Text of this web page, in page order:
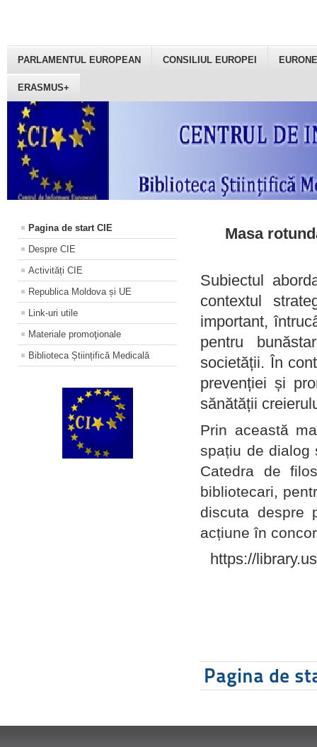
PARLAMENTUL EUROPEAN CONSILIUL EUROPEI
ERASMUS+
Pagina de start CIE
Despre CIE
Activități CIE
Republica Moldova și UE
Link-uri utile
Materiale promoţionale
Biblioteca Științifică Medicală
Masa
Subiectul
contextul
important,
pentru
societății. În
prevenției și
sănătății
Prin această
spațiu de dialog
Catedra de
bibliotecari,
discuta despre
acțiune în
https://
Pagina de